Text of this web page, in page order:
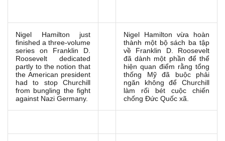
Nigel Hamilton just
finished a three-volume
series on Franklin D.
Roosevelt dedicated
partly to the notion that
the American president
had to stop Churchill
from bungling the fight
against Nazi Germany.
Nigel Hamilton vừa hoàn
thành một bộ sách ba tập
về Franklin D. Roosevelt
đã dành một phần để thể
hiện quan điểm rằng tổng
thống Mỹ đã buộc phải
ngăn không để Churchill
làm rối bét cuộc chiến
chống Đức Quốc xã.